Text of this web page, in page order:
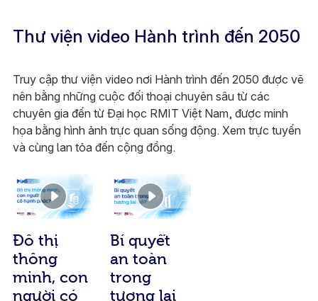
Thư viện video Hành trình đến 2050
Truy cập thư viện video nơi Hành trình đến 2050 được vẽ
nên bằng những cuộc đối thoại chuyên sâu từ các
chuyên gia đến từ Đại học RMIT Việt Nam, được minh
họa bằng hình ảnh trực quan sống động. Xem trực tuyến
và cùng lan tỏa đến cộng đồng.
Đô thị
thông
minh, con
người có
Bí quyết
an toàn
trong
tương lai